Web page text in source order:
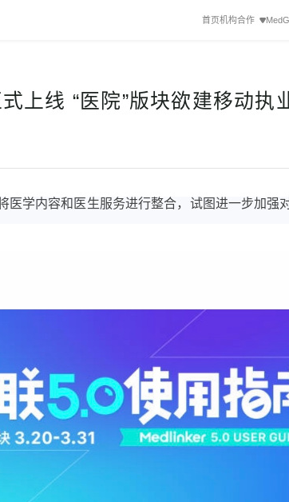
首页机构合作
上线 “医院”版块欲建移动执
医学内容和医生服务进行整合，试图进一步加强